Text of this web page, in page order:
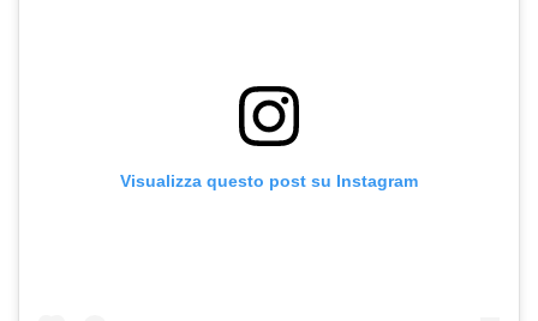
Visualizza questo post su Instagram